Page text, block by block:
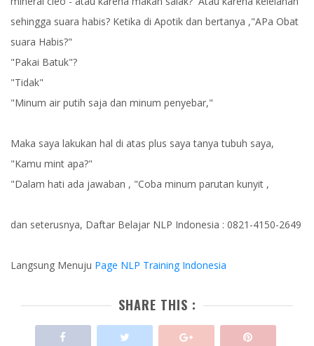
sehingga suara habis? Ketika di Apotik dan bertanya ,"APa Obat
suara Habis?"
"Pakai Batuk"?
"Tidak"
"Minum air putih saja dan minum penyebar,"
Maka saya lakukan hal di atas plus saya tanya tubuh saya,
"Kamu mint apa?"
"Dalam hati ada jawaban , "Coba minum parutan kunyit ,
dan seterusnya, Daftar Belajar NLP Indonesia : 0821-4150-2649
Langsung Menuju Page NLP Training Indonesia
SHARE THIS :